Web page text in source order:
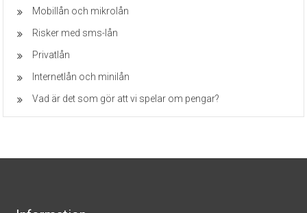
Mobillån och mikrolån
Risker med sms-lån
Privatlån
Internetlån och minilån
Vad är det som gör att vi spelar om pengar?